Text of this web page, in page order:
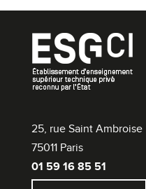
25, rue Saint Ambroise
75011 Paris
01 59 16 85 51